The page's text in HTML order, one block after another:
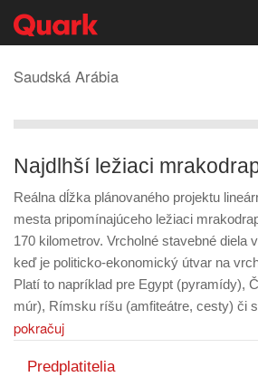
Saudská Arábia
Najdlhší ležiaci
Reálna dĺžka plánovaného projektu
mesta pripomínajúceho ležiaci
170 kilometrov. Vrcholné stavebné diela
keď je politicko-ekonomický útvar na
Platí to napríklad pre Egypt (pyramídy),
múr), Rímsku ríšu (amfiteátre, cesty) či
pokračuj
Predplatitelia